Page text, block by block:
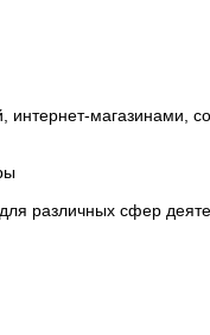
магазинами,
различных сфер